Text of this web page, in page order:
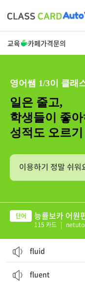
교육 카페가격문의
영어쌤 1/3이 클래
일은 줄고,
학생들이 좋
성적도 오르
능률보카 어
115 카드 |
fluid
fluent